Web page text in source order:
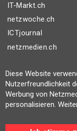
IT-Markt.ch
netzwoche.ch
ICTjournal
netzmedien.ch
© NETZMEDIEN
Impressum
AGB
Diese Website
Nutzerfreundlichkeit
Werbung von
personalisieren.